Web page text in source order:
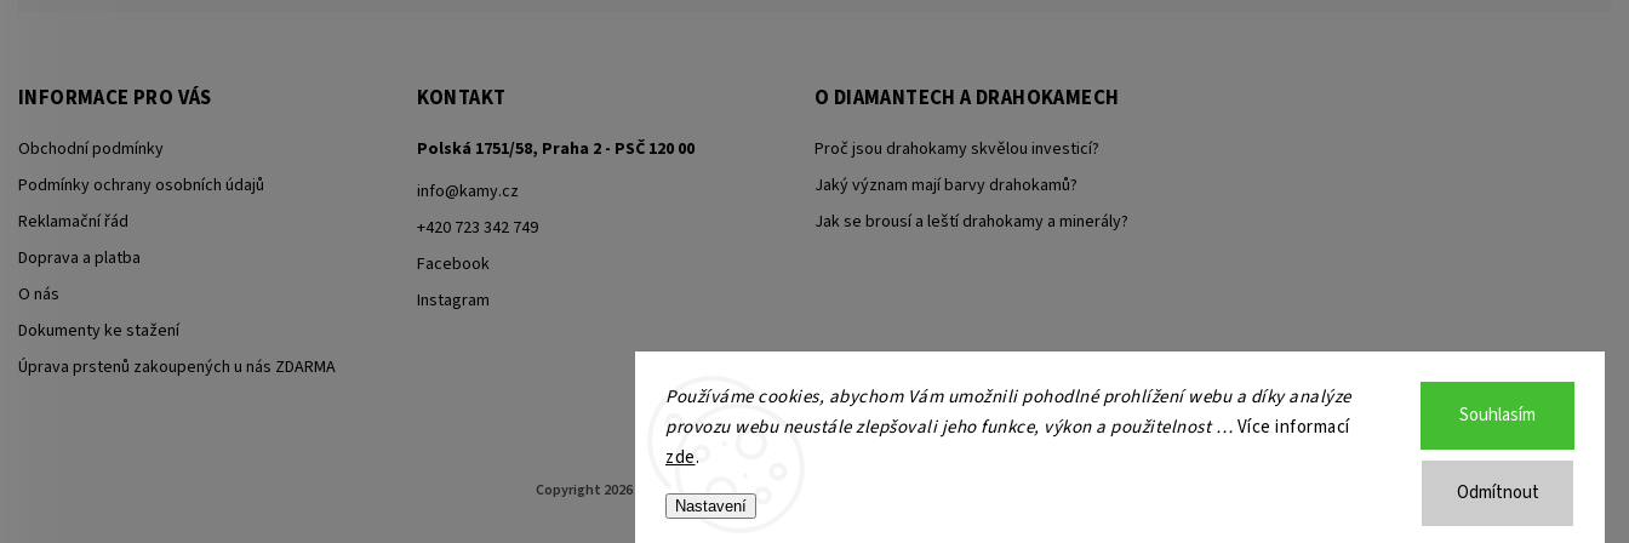
Používáme cookies, abychom Vám umožnili pohodlné prohlížení webu a díky analýze
provozu webu neustále zlepšovali jeho funkce, výkon a použitelnost …Více informací
zde.
Nastavení
Odmítnout
Souhlasím
INFORMACE PRO VÁS
Obchodní podmínky
Podmínky ochrany osobních údajů
Reklamační řád
Doprava a platba
O nás
Dokumenty ke stažení
Úprava prstenů zakoupených u nás ZDARMA
KONTAKT
Polská 1751/58, Praha 2 - PSČ 120 00
info@kamy.cz
+420 723 342 749
Facebook
Instagram
O DIAMANTECH A DRAHOKAMECH
Proč jsou drahokamy skvělou investicí?
Jaký význam mají barvy drahokamů?
Jak se brousí a leští drahokamy a minerály?
Copyright 2026 KAMY Antik - starožitné šperky, starožitnosti